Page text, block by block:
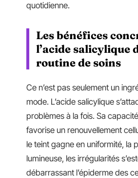
quotidienne.
Les bénéfices
l’acide salicylique
routine de soins
Ce n’est pas seulement un
mode. L’acide salicylique
problèmes à la fois. Sa
favorise un renouvellement
le teint gagne en uniformité, la
lumineuse, les irrégularités
débarrassant l’épiderme des